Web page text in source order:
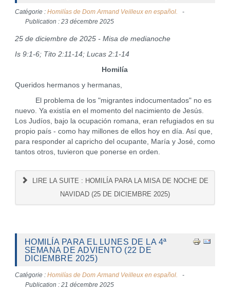
Catégorie : Homilías de Dom Armand Veilleux en español.
Publication : 23 décembre 2025
25 de diciembre de 2025 - Misa de medianoche
Is 9:1-6; Tito 2:11-14; Lucas 2:1-14
Homilía
Queridos hermanos y hermanas,
El problema de los "migrantes indocumentados" no es
nuevo. Ya existía en el momento del nacimiento de Jesús.
Los Judíos, bajo la ocupación romana, eran refugiados en su
propio país - como hay millones de ellos hoy en día. Así que,
para responder al capricho del ocupante, María y José, como
tantos otros, tuvieron que ponerse en orden.
LIRE LA SUITE : HOMILÍA PARA LA MISA DE NOCHE DE
NAVIDAD (25 DE DICIEMBRE 2025)
HOMILÍA PARA EL LUNES DE LA 4ª
SEMANA DE ADVIENTO (22 DE
DICIEMBRE 2025)
Catégorie : Homilías de Dom Armand Veilleux en español.
Publication : 21 décembre 2025